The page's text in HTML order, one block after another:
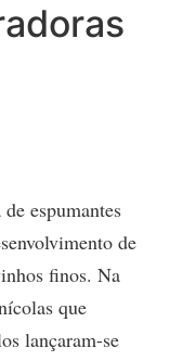
espumantes
de
finos. Na
que
lançaram-se